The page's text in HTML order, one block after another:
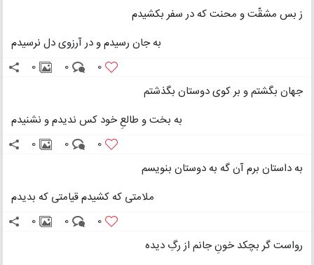
ز بس مشقّت و محنت که در سفر بکشیدم
به جان رسیدم و در آرزوی دل نرسیدم
0
0
0
جهان بگشتم و بر کوی دوستان بگذشتم
به بخت و طالعِ خود کس ندیدم و نشنیدم
0
0
0
به داستان برم آن گه به دوستان بنویسم
ملامتی که کشیدم قیامتی که بدیدم
0
0
0
رواست گر بچکد خونِ جانم از رگِ دیده